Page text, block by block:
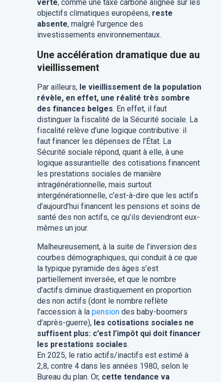
verte, comme une taxe carbone alignée sur les
objectifs climatiques européens, reste
absente, malgré l’urgence des
investissements environnementaux.
Une accélération dramatique due au
vieillissement
Par ailleurs, le vieillissement de la population
révèle, en effet, une réalité très sombre
des finances belges. En effet, il faut
distinguer la fiscalité de la Sécurité sociale. La
fiscalité relève d’une logique contributive: il
faut financer les dépenses de l’État. La
Sécurité sociale répond, quant à elle, à une
logique assurantielle: des cotisations financent
les prestations sociales de manière
intragénérationnelle, mais surtout
intergénérationnelle, c’est-à-dire que les actifs
d’aujourd’hui financent les pensions et soins de
santé des non actifs, ce qu’ils deviendront eux-
mêmes un jour.
Malheureusement, à la suite de l’inversion des
courbes démographiques, qui conduit à ce que
la typique pyramide des âges s’est
partiellement inversée, et que le nombre
d’actifs diminue drastiquement en proportion
des non actifs (dont le nombre reflète
l’accession à la pensiondes baby-boomers
d’après-guerre), les cotisations sociales ne
suffisent plus: c’est l’impôt qui doit financer
les prestations sociales.
En 2025, le ratio actifs/inactifs est estimé à
2,8, contre 4 dans les années 1980, selon le
Bureau du plan. Or, cette tendance va